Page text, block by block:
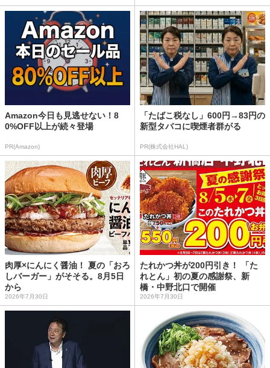
Amazon今日も見逃せない！8
0%OFF以上が続々登場
PR(Amazon)
「たばこ税なし」600円→83円の
新型タバコに喫煙者群がる
PR(株式会社HAL)
肉厚×にんにく醤油！ 夏の「おろ
しバーガー」がそそる。8月5日
から
2026年7月30日
たれかつ丼が200円引き！ 「た
れとん」初の夏の感謝祭、新
橋・中野北口で開催
2026年7月30日